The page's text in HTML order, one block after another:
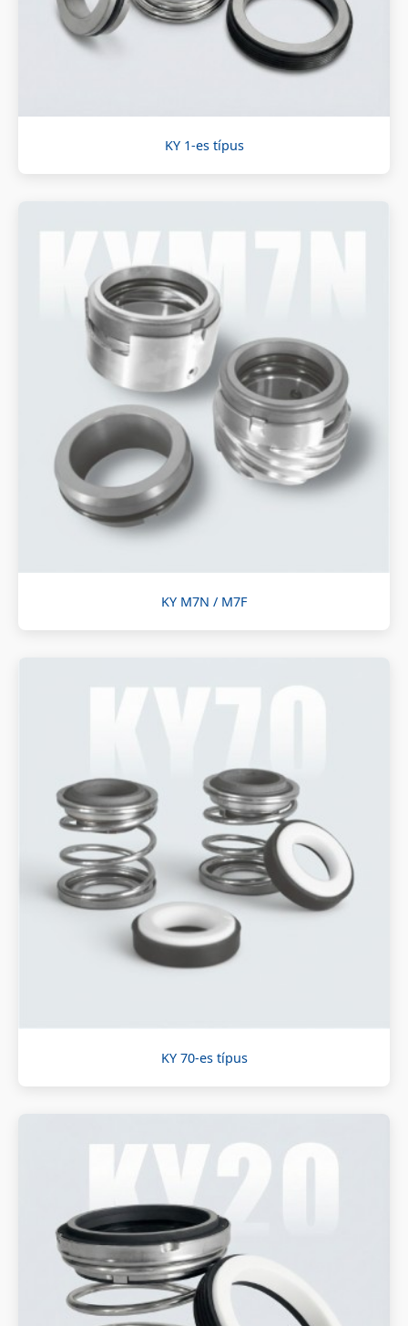
KY 1-es típus
KY M7N / M7F
KY 70-es típus